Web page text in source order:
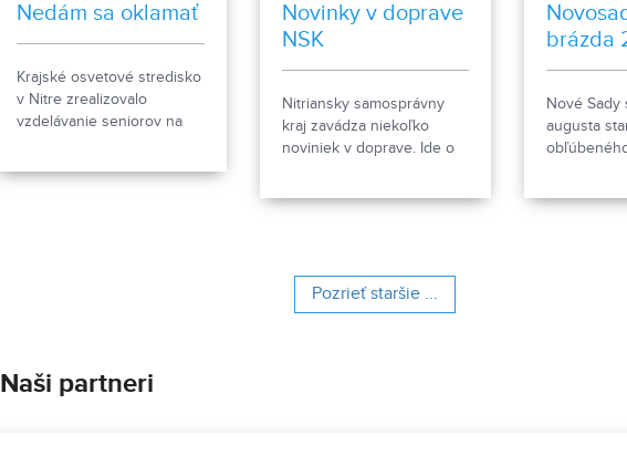
Nedám sa oklamať
Krajské osvetové stredisko
v Nitre zrealizovalo
vzdelávanie seniorov na
Novinky v doprave
NSK
Nitriansky samosprávny
kraj zavádza niekoľko
noviniek v doprave. Ide o
brázda
Nové Sady
augusta
Pozrieť staršie ...
Naši partneri